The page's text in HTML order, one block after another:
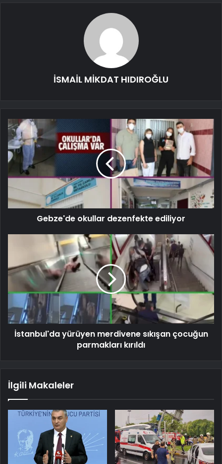
İSMAİL MİKDAT HIDIROĞLU
Gebze'de okullar dezenfekte ediliyor
İstanbul'da yürüyen merdivene sıkışan çocuğun
parmakları kırıldı
İlgili Makaleler